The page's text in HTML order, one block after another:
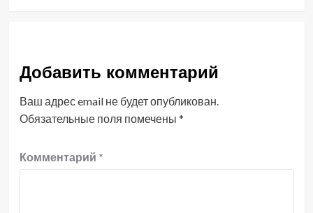
Добавить комментарий
Ваш адрес email не будет опубликован.
Обязательные поля помечены *
Комментарий *